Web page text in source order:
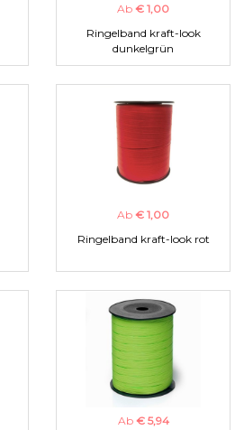
Ab € 1,00
Ringelband kraft-look
dunkelgrün
Ab € 1,00
Ringelband kraft-look rot
Ab € 5,94